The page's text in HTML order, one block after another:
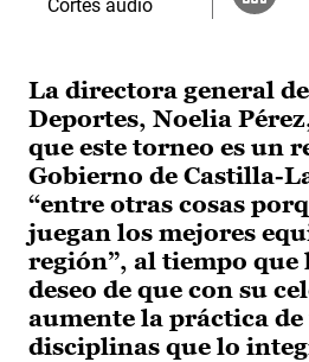
La directora general
Deportes, Noelia
que este torneo es un
Gobierno de Castilla-
“entre otras cosas
juegan los mejores
región”, al tiempo que
deseo de que con su
aumente la práctica de
disciplinas que lo
Cortes audio